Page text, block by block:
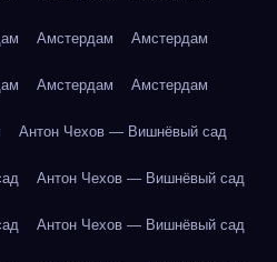
Амстердам Амстердам
Амстердам Амстердам
Антон Чехов — Вишнёвый сад
Антон Чехов — Вишнёвый сад
Антон Чехов — Вишнёвый сад